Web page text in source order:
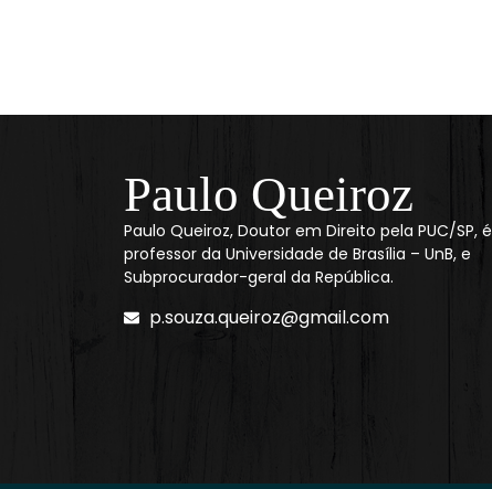
Paulo Queiroz
Paulo Queiroz, Doutor em Direito pela PUC/SP, é
professor da Universidade de Brasília – UnB, e
Subprocurador-geral da República.
p.souza.queiroz@gmail.com